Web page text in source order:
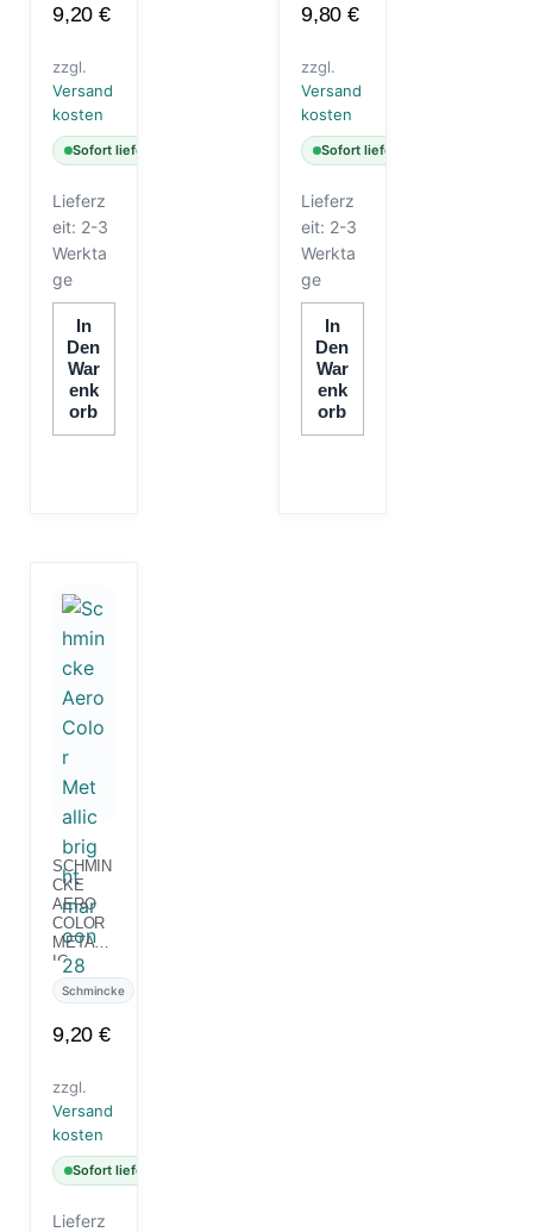
9,20€
zzgl.
Versand
kosten
Sofort lieferbar
Lieferz
eit: 2-3
Werkta
ge
In
Den
War
Enk
Orb
9,80€
zzgl.
Versand
kosten
Sofort lieferbar
Lieferz
eit: 2-3
Werkta
ge
In
Den
War
Enk
Orb
SCHMIN
CKE
AERO
COLOR
METALL
IC
BRIGHT
MAROO
Schmincke
9,20€
zzgl.
Versand
kosten
Sofort lieferbar
Lieferz